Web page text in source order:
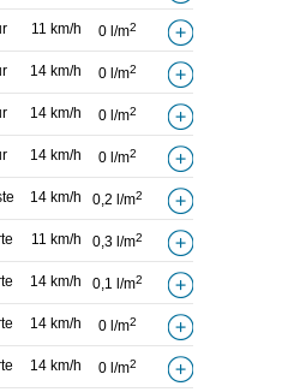
11 km/h 0 l/m2
14 km/h 0 l/m2
14 km/h 0 l/m2
14 km/h 0 l/m2
14 km/h 0,2 l/m2
11 km/h 0,3 l/m2
14 km/h 0,1 l/m2
14 km/h 0 l/m2
14 km/h 0 l/m2